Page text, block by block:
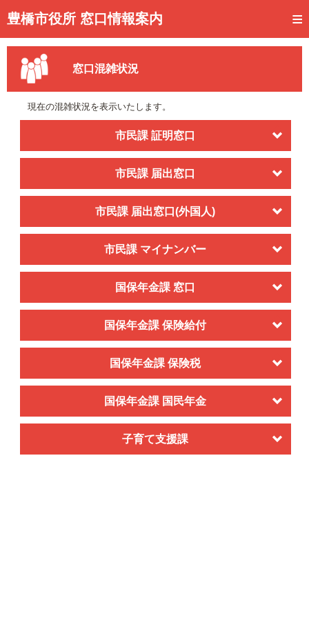
豊橋市役所 窓口情報案内
トップページ
事前予約
予約状況確認
待ち状況確認
交付状況確認
メール通知登録
混雑予想カレンダー
窓口混雑状況
現在の混雑状況を表示いたします。
市民課 証明窓口
市民課 届出窓口
市民課 届出窓口(外国人)
市民課 マイナンバー
国保年金課 窓口
国保年金課 保険給付
国保年金課 保険税
国保年金課 国民年金
子育て支援課